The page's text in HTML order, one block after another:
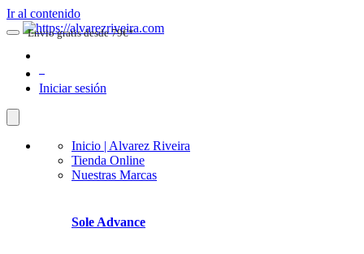
Ir al contenido
Iniciar sesión
Inicio | Alvarez Riveira
Tienda Online
Nuestras Marcas
Sole Advance
Envio gratis desde 79€*